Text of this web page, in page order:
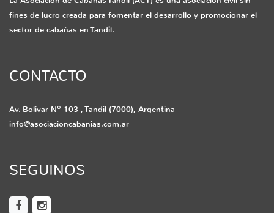
fines de lucro creada para fomentar el desarrollo y promocionar el
sector de cabañas en Tandil.
CONTACTO
Av. Bolívar Nº 103 , Tandil (7000), Argentina
info@asociacioncabanias.com.ar
SEGUINOS